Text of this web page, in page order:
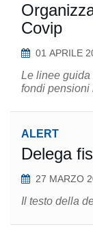
Covip
01 APRILE
Le linee guida
fondi pensioni
ALERT
Delega
27 MARZO
Il testo della